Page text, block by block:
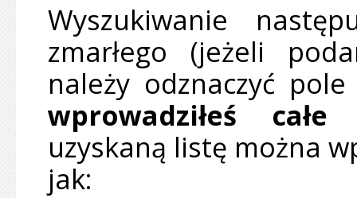
Wyszukiwanie
zmarłego (jeżeli
należy odznaczyć
wprowadziłeś całe
uzyskaną listę można
jak: